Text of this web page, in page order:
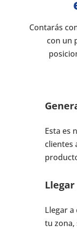
Contarás
con un
Esta es
clientes
Llegar
tu zona,